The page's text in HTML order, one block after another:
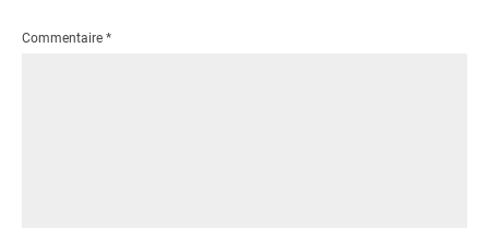
Commentaire *